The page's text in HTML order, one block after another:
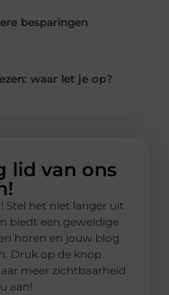
besparingen
waar let je op?
lid van ons
Stel het niet langer uit
biedt een geweldige
horen en jouw blog
Druk op de knop
meer zichtbaarheid
aan!